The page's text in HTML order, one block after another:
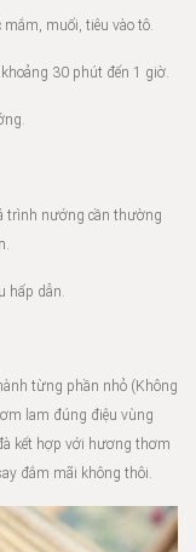
muối, tiêu vào tô.
30 phút đến 1 giờ.
trình nướng cần thường
hấp dẫn.
từng phần nhỏ (Không
lam đúng điệu vùng
kết hợp với hương thơm
đắm mãi không thôi.